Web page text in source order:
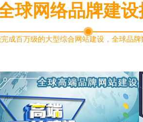
球网络品牌建
成百万级的大型综合网站建设，全球品